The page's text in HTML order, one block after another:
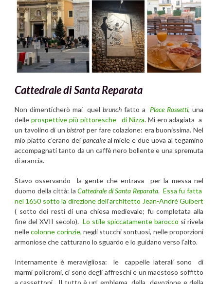
Cattedrale di Santa Reparata
Non dimenticherò mai quelbrunch fatto a Place Rossetti, una
delle prospettive più pittoresche di Nizza. Mi ero adagiata a
un tavolino di unbistrotper fare colazione: era buonissima. Nel
mio piatto c’erano dei pancakeal miele e due uova al tegamino
accompagnati tanto da un caffè nero bollente e una spremuta
di arancia.
Stavo osservando la gente che entrava per la messa nel
duomo della città: laCattedrale di Santa Reparata. Essa fu fatta
nel 1650 sotto la direzione dell’architetto Jean-André Guibert
( sotto dei resti di una chiesa medievale; fu completata alla
fine del XVII secolo). Lo stile spiccatamente barocco si rivela
nellecolonne corinzie, negli stucchi sontuosi, nelle proporzioni
armoniose che catturano lo sguardo e lo guidano verso l’alto.
Internamente è meravigliosa: le cappelle laterali sono di
marmi policromi, ci sono degli affreschi e un maestoso soffitto
a cassettoni . Il tutto è un’ emblema della devozione e della